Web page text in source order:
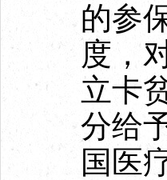
的参
度，
立卡
分给
国医